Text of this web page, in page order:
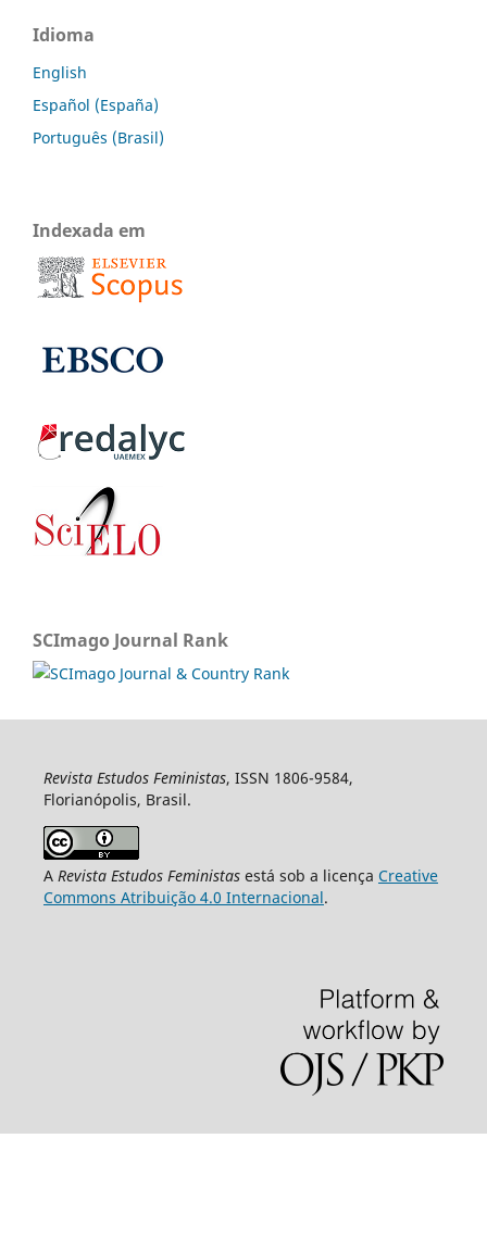
Idioma
English
Español (España)
Português (Brasil)
Indexada em
SCImago Journal Rank
Revista Estudos Feministas, ISSN 1806-9584,
Florianópolis, Brasil.
A Revista Estudos Feministasestá sob a licença Creative
Commons Atribuição 4.0 Internacional.